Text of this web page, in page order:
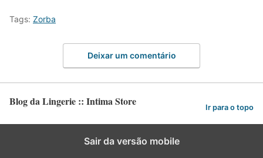
Tags: Zorba
Deixar um comentário
Blog da Lingerie :: Intima Store Ir para o topo
Sair da versão mobile